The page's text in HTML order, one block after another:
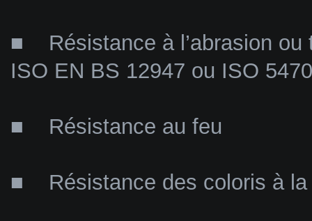
■ Résistance à l’abrasion ou
ISO EN BS 12947 ou ISO
■ Résistance au feu
■ Résistance des coloris à la